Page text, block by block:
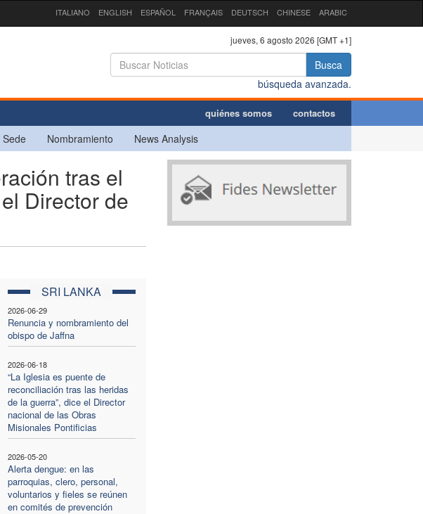
ITALIANO ENGLISH ESPAÑOL FRANÇAIS DEUTSCH CHINESE ARABIC
jueves, 6 agosto 2026 [GMT +1]
Busca
búsqueda avanzada.
quiénes somos contactos
Sede Nombramiento News Analysis
tras el
Director de
SRI LANKA
2026-06-29
Renuncia y nombramiento del
obispo de Jaffna
2026-06-18
“La Iglesia es puente de
reconciliación tras las heridas
de la guerra”, dice el Director
nacional de las Obras
Misionales Pontificias
2026-05-20
Alerta dengue: en las
parroquias, clero, personal,
voluntarios y fieles se reúnen
en comités de prevención